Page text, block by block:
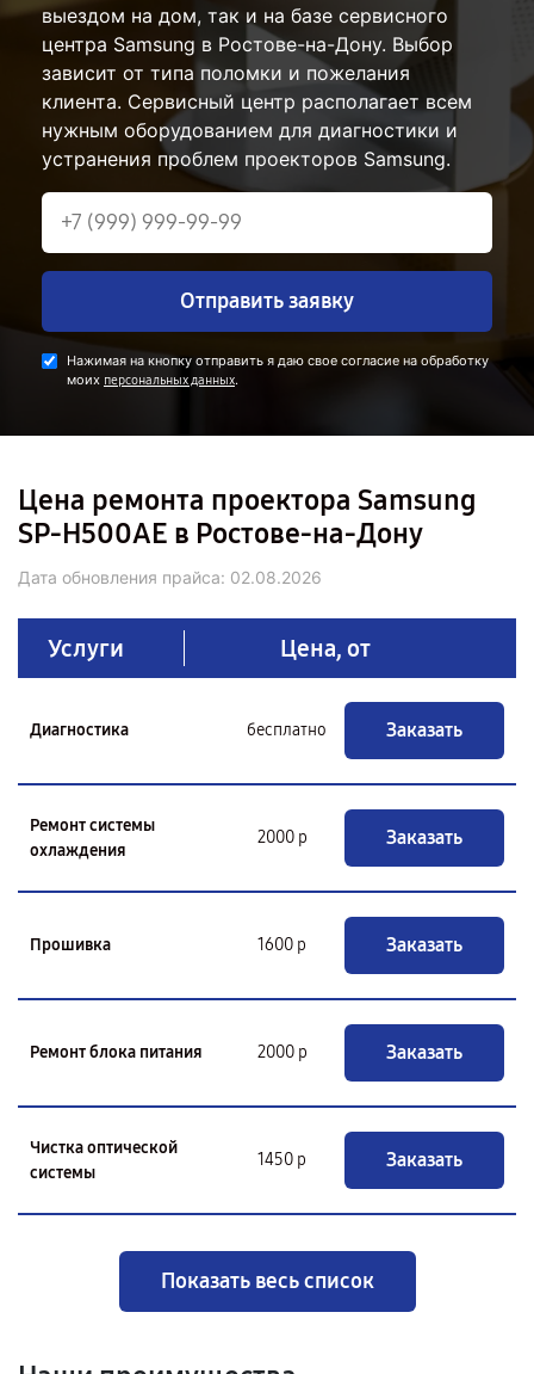
выездом на дом, так и на базе сервисного
центра Samsung в Ростове-на-Дону. Выбор
зависит от типа поломки и пожелания
клиента. Сервисный центр располагает всем
нужным оборудованием для диагностики и
устранения проблем проекторов Samsung.
Отправить заявку
Нажимая на кнопку отправить я даю свое согласие на обработку
моих персональных данных.
Цена ремонта проектора Samsung
SP-H500AE в Ростове-на-Дону
Дата обновления прайса: 02.08.2026
Услуги Цена, от
Диагностика бесплатно Заказать
Ремонт системы
охлаждения
2000 р Заказать
Прошивка 1600 р Заказать
Ремонт блока питания 2000 р Заказать
Чистка оптической
системы
1450 р Заказать
Показать весь список